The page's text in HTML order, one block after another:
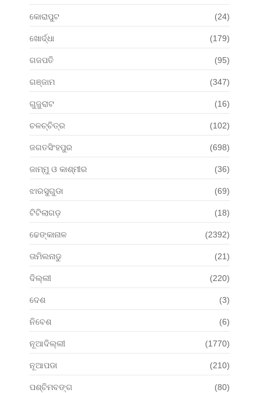
କୋରାପୁଟ (24)
ଖୋର୍ଦ୍ଧା (179)
ଗଜପତି (95)
ଗଞ୍ଜାମ (347)
ଗୁଜୁରାଟ (16)
ଚଳଚ୍ଚିତ୍ର (102)
ଜଗତସିଂହପୁର (698)
ଜାମ୍ମୁ ଓ କାଶ୍ମୀର (36)
ଝାରସୁଗୁଡା (69)
ଟିଟିଲାଗଡ଼ (18)
ଢେଙ୍କାନାଳ (2392)
ତାମିଲନାଡୁ (21)
ଦିଲ୍ଲୀ (220)
ଦେଶ (3)
ନିବେଶ (6)
ନୂଆଦିଲ୍ଲୀ (1770)
ନୂଆପଡା (210)
ପଶ୍ଚିମବଙ୍ଗ (80)